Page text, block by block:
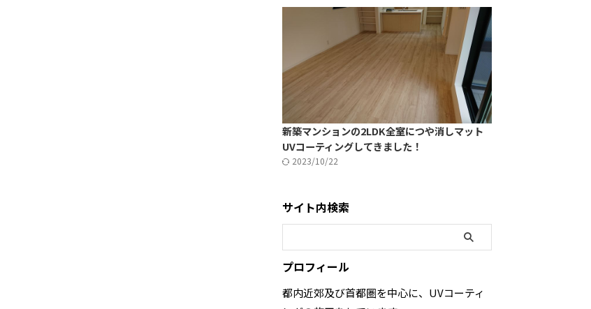
新築マンションの2LDK全室につや消しマット
UVコーティングしてきました！
2023/10/22
サイト内検索
プロフィール
都内近郊及び首都圏を中心に、UVコーティ